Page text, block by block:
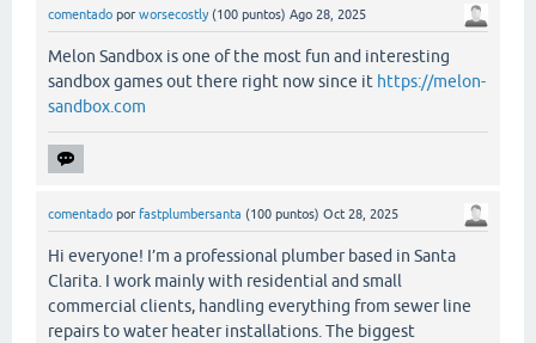
comentado por worsecostly (100 puntos) Ago 28, 2025
Melon Sandbox is one of the most fun and interesting
sandbox games out there right now since it https://melon-
sandbox.com
comentado por fastplumbersanta (100 puntos) Oct 28, 2025
Hi everyone! I’m a professional plumber based in Santa
Clarita. I work mainly with residential and small
commercial clients, handling everything from sewer line
repairs to water heater installations. The biggest